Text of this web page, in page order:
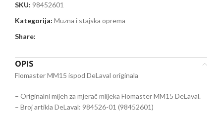
SKU: 98452601
Kategorija: Muzna i stajska oprema
Share:
OPIS
Flomaster MM15 ispod DeLaval originala
– Originalni mijeh za mjerač mlijeka Flomaster MM15 DeLaval.
– Broj artikla DeLaval: 984526-01 (98452601)